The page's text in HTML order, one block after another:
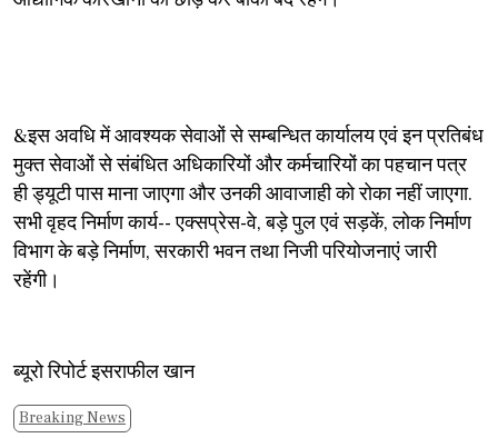
&इस अवधि में आवश्यक सेवाओं से सम्बन्धित कार्यालय एवं इन प्रतिबंध
मुक्त सेवाओं से संबंधित अधिकारियों और कर्मचारियों का पहचान पत्र
ही ड्यूटी पास माना जाएगा और उनकी आवाजाही को रोका नहीं जाएगा.
सभी वृहद निर्माण कार्य-- एक्सप्रेस-वे, बड़े पुल एवं सड़कें, लोक निर्माण
विभाग के बड़े निर्माण, सरकारी भवन तथा निजी परियोजनाएं जारी
रहेंगी।
ब्यूरो रिपोर्ट इसराफील खान
Breaking News